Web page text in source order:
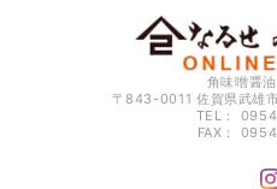
角味噌醤
〒843-0011 佐賀県武雄
TEL：
FAX：